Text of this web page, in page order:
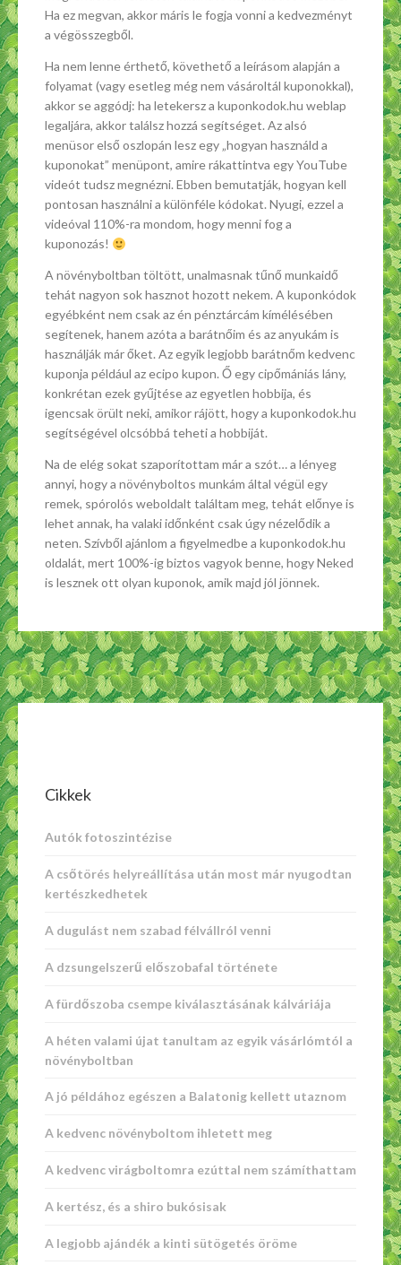
Ha ez megvan, akkor máris le fogja vonni a kedvezményt
a végösszegből.
Ha nem lenne érthető, követhető a leírásom alapján a
folyamat (vagy esetleg még nem vásároltál kuponokkal),
akkor se aggódj: ha letekersz a kuponkodok.hu weblap
legaljára, akkor találsz hozzá segítséget. Az alsó
menüsor első oszlopán lesz egy „hogyan használd a
kuponokat” menüpont, amire rákattintva egy YouTube
videót tudsz megnézni. Ebben bemutatják, hogyan kell
pontosan használni a különféle kódokat. Nyugi, ezzel a
videóval 110%-ra mondom, hogy menni fog a
kuponozás!
A növényboltban töltött, unalmasnak tűnő munkaidő
tehát nagyon sok hasznot hozott nekem. A kuponkódok
egyébként nem csak az én pénztárcám kímélésében
segítenek, hanem azóta a barátnőim és az anyukám is
használják már őket. Az egyik legjobb barátnőm kedvenc
kuponja például az ecipo kupon. Ő egy cipőmániás lány,
konkrétan ezek gyűjtése az egyetlen hobbija, és
igencsak örült neki, amikor rájött, hogy a kuponkodok.hu
segítségével olcsóbbá teheti a hobbiját.
Na de elég sokat szaporítottam már a szót… a lényeg
annyi, hogy a növényboltos munkám által végül egy
remek, spórolós weboldalt találtam meg, tehát előnye is
lehet annak, ha valaki időnként csak úgy nézelődik a
neten. Szívből ajánlom a figyelmedbe a kuponkodok.hu
oldalát, mert 100%-ig biztos vagyok benne, hogy Neked
is lesznek ott olyan kuponok, amik majd jól jönnek.
Cikkek
Autók fotoszintézise
A csőtörés helyreállítása után most már nyugodtan
kertészkedhetek
A dugulást nem szabad félvállról venni
A dzsungelszerű előszobafal története
A fürdőszoba csempe kiválasztásának kálváriája
A héten valami újat tanultam az egyik vásárlómtól a
növényboltban
A jó példához egészen a Balatonig kellett utaznom
A kedvenc növényboltom ihletett meg
A kedvenc virágboltomra ezúttal nem számíthattam
A kertész, és a shiro bukósisak
A legjobb ajándék a kinti sütögetés öröme